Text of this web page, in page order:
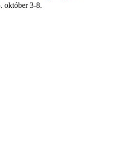
október 3-8.